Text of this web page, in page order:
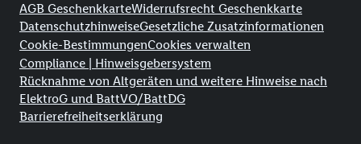
AGB GeschenkkarteWiderrufsrecht Geschenkkarte
DatenschutzhinweiseGesetzliche Zusatzinformationen
Cookie-BestimmungenCookies verwalten
Compliance | Hinweisgebersystem
Rücknahme von Altgeräten und weitere Hinweise nach
ElektroG und BattVO/BattDG
Barrierefreiheitserklärung